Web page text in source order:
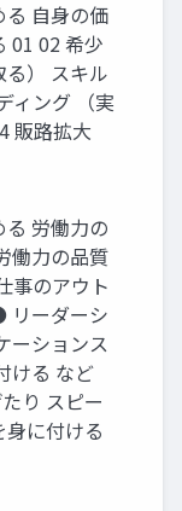
る 自身の価
01 02 希少
） スキル
ィング （実
販路拡大
労働力の
働力の品質
事のアウト
リーダーシ
ーションス
ける など
り スピー
身に付ける